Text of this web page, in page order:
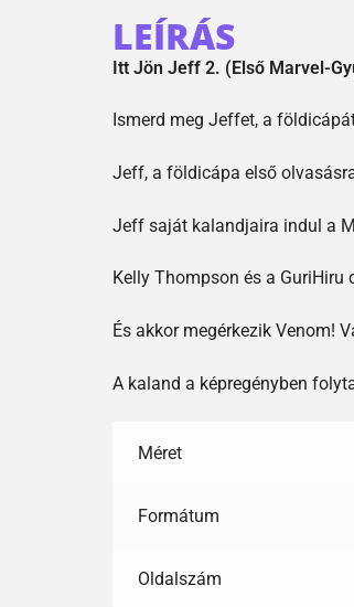
LEÍRÁS
Itt Jön Jeff 2. (Első Marvel-
Ismerd meg Jeffet, a
Jeff, a földicápa első
Jeff saját kalandjaira indul a
Kelly Thompson és a
És akkor megérkezik Venom!
A kaland a képregényben
Méret
Formátum
Oldalszám